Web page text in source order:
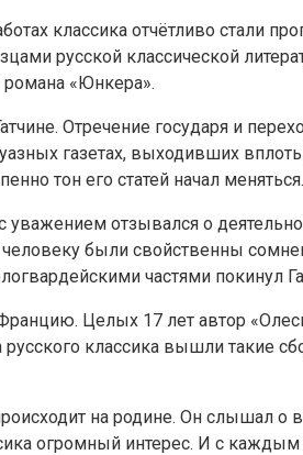
классика отчётливо стали
русской классической
романа «Юнкера».
Отречение государя и
газетах, выходивших
тон его статей начал меняться.
отзывался о
были свойственны
частями покинул
Целых 17 лет автор
классика вышли такие
на родине. Он слышал о
огромный интерес. И с